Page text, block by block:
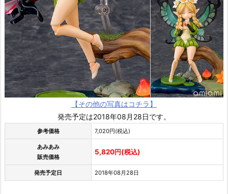
【その他の写真はコチラ】
発売予定は2018年08月28日です。
参考価格 7,020円(税込)
あみあみ
販売価格
5,820円(税込)
発売予定日 2018年08月28日